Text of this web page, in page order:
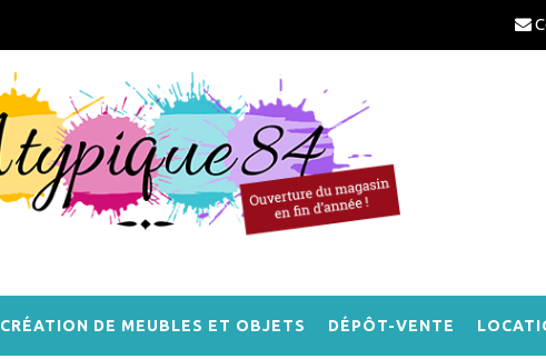
CRÉATION DE MEUBLES ET OBJETS DÉPÔT-VENTE